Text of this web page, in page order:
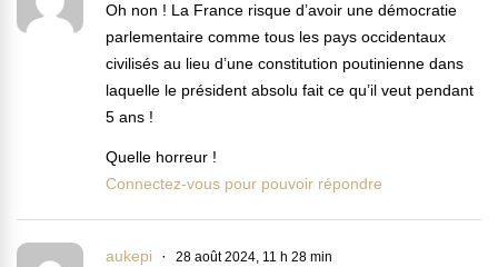
Oh non ! La France risque d’avoir une démocratie
parlementaire comme tous les pays occidentaux
civilisés au lieu d’une constitution poutinienne dans
laquelle le président absolu fait ce qu’il veut pendant
5 ans !
Quelle horreur !
Connectez-vous pour pouvoir répondre
aukepi 28 août 2024, 11 h 28 min